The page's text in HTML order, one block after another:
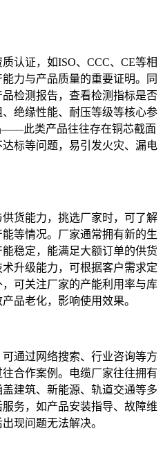
认证，如ISO、CCC、CE等相
力与产品质量的重要证明。同
检测报告，查看检测指标是否
绝缘性能、耐压等级等核心参
——此类产品往往存在铜芯截面
标等问题，易引发火灾、漏电
货能力，挑选厂家时，可了解
等情况。厂家通常拥有新的生
稳定，能满足大额订单的供货
升级能力，可根据客户需求定
可关注厂家的产能利用率与库
品老化，影响使用效果。
通过网络搜索、行业咨询等方
合作案例。电缆厂家往往拥有
建筑、新能源、轨道交通等多
务，如产品安装指导、故障维
现问题无法解决。